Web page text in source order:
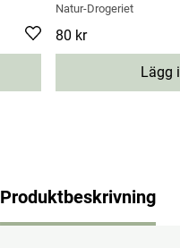
Natur-Drogeriet
Pris:80 kr
80 kr
Lägg
Produktbeskrivning